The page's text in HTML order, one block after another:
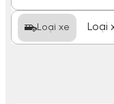
Loại xe